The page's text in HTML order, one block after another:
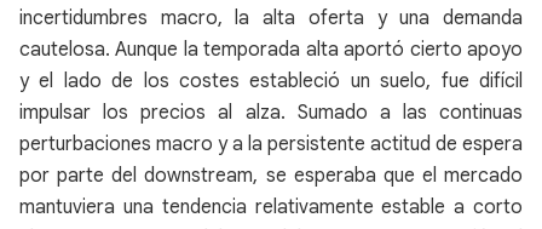
incertidumbres macro, la alta oferta y una demanda
cautelosa. Aunque la temporada alta aportó cierto apoyo
y el lado de los costes estableció un suelo, fue difícil
impulsar los precios al alza. Sumado a las continuas
perturbaciones macro y a la persistente actitud de espera
por parte del downstream, se esperaba que el mercado
mantuviera una tendencia relativamente estable a corto